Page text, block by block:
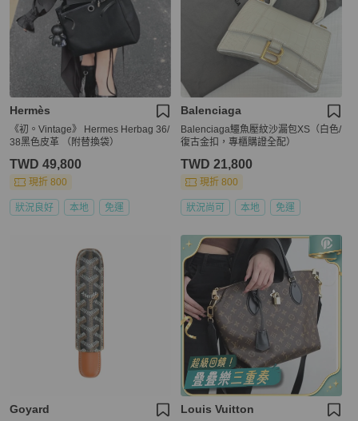
Hermès
《初。Vintage》 Hermes Herbag 36/
38黑色皮革 （附替換袋）
TWD 49,800
現折 800
狀況良好 本地 免運
Balenciaga
Balenciaga鱷魚壓紋沙漏包XS（白色/
復古金扣，專櫃購證全配）
TWD 21,800
現折 800
狀況尚可 本地 免運
Goyard Louis Vuitton